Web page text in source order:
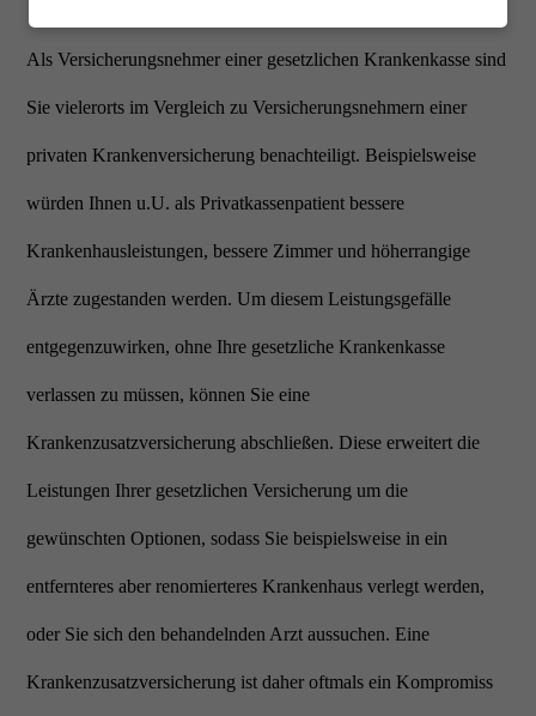
Als Versicherungsnehmer einer gesetzlichen Krankenkasse sind
Sie vielerorts im Vergleich zu Versicherungsnehmern einer
privaten Krankenversicherung benachteiligt. Beispielsweise
würden Ihnen u.U. als Privatkassenpatient bessere
Krankenhausleistungen, bessere Zimmer und höherrangige
Ärzte zugestanden werden. Um diesem Leistungsgefälle
entgegenzuwirken, ohne Ihre gesetzliche Krankenkasse
verlassen zu müssen, können Sie eine
Krankenzusatzversicherung abschließen. Diese erweitert die
Leistungen Ihrer gesetzlichen Versicherung um die
gewünschten Optionen, sodass Sie beispielsweise in ein
entfernteres aber renomierteres Krankenhaus verlegt werden,
oder Sie sich den behandelnden Arzt aussuchen. Eine
Krankenzusatzversicherung ist daher oftmals ein Kompromiss